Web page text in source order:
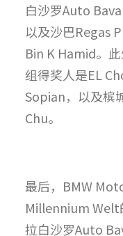
白沙罗Auto
以及沙巴Regas
Bin K Hamid。
组得奖人是EL
Sopian，以及槟
Chu。
最后，BMW
Millennium
拉白沙罗Auto